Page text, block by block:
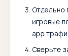
Отдельно
игровые
app
Сверьте